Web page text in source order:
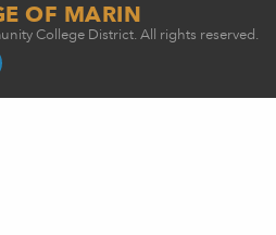
OF MARIN
College District. All rights reserved.